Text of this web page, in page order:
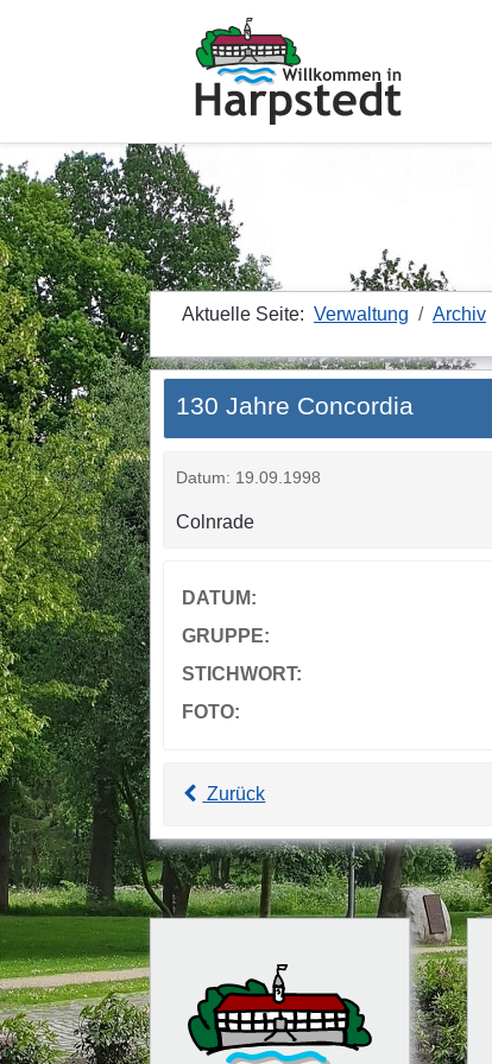
Aktuelle Seite: Verwaltung Archiv
130 Jahre Concordia
Datum: 19.09.1998
Colnrade
DATUM:
GRUPPE:
STICHWORT:
FOTO:
Zurück